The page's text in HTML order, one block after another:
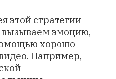
этой стратегии
вызываем эмоцию,
хорошо
Например,